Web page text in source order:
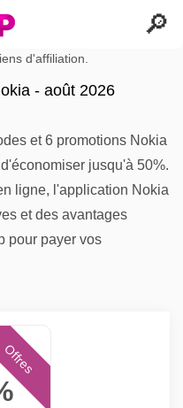
d'affiliation.
- août 2026
et 6 promotions Nokia
jusqu'à 50%.
ligne, l'application Nokia
et des avantages
pour payer vos
Offres